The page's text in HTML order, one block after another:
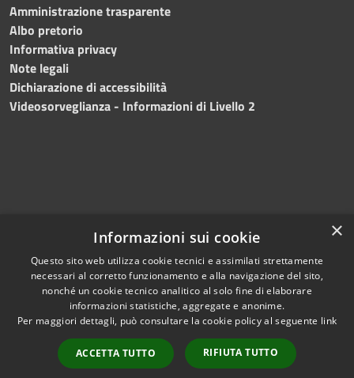
Amministrazione trasparente
Albo pretorio
Informativa privacy
Note legali
Dichiarazione di accessibilità
Videosorveglianza - Informazioni di Livello 2
Accessibilità
Privacy
Mappa del sito
Copyright © 2024 •
Comune di Mazara del
Vallo• Powered
byMunicipium• Redazione
×
Informazioni sui cookie
Questo sito web utilizza cookie tecnici e assimilati strettamente
necessari al corretto funzionamento e alla navigazione del sito,
nonché un cookie tecnico analitico al solo fine di elaborare
informazioni statistiche, aggregate e anonime.
Per maggiori dettagli, può consultare la cookie policy al seguente link
ACCETTA TUTTO RIFIUTA TUTTO